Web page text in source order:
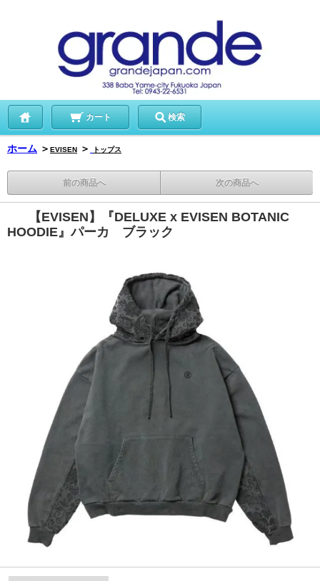
カート 検索
ホーム ＞ EVISEN ＞ トップス
前の商品へ 次の商品へ
【EVISEN】『DELUXE x EVISEN BOTANIC
HOODIE』パーカ ブラック